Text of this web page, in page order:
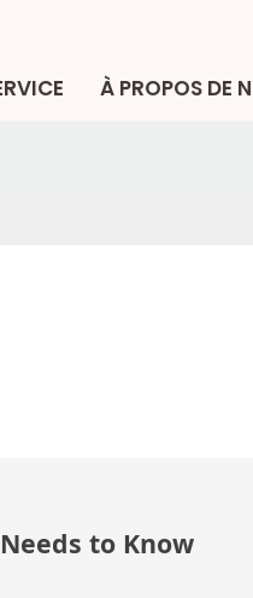
À PROPOS DE
to Know